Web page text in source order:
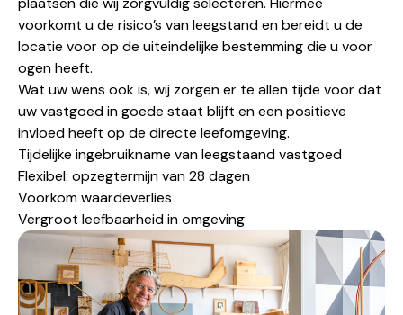
voorkomt u de risico’s van leegstand en bereidt u de
locatie voor op de uiteindelijke bestemming die u voor
ogen heeft.
Wat uw wens ook is, wij zorgen er te allen tijde voor dat
uw vastgoed in goede staat blijft en een positieve
invloed heeft op de directe leefomgeving.
Tijdelijke ingebruikname van leegstaand vastgoed
Flexibel: opzegtermijn van 28 dagen
Voorkom waardeverlies
Vergroot leefbaarheid in omgeving